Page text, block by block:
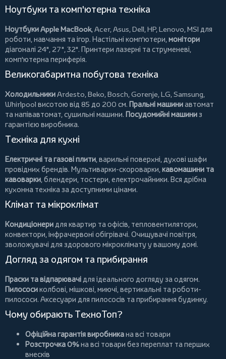
Ноутбуки та комп'ютерна техніка
Ноутбуки Apple MacBook,Acer,Asus,Dell,HP,Lenovo,MSI для
роботи, навчання та ігор. Настільні комп'ютери,монітори
діагоналі 24", 27", 32". Принтери лазерні та струменеві,
комп'ютерна периферія.
Великогабаритна побутова техніка
ХолодильникиArdesto,Beko,Bosch,Gorenje,LG,Samsung,
Whirlpool висотою від 85 до 200 см. Пральні машиниавтомат
та напівавтомат,сушильні машини. Посудомийні машиниз
гарантією виробника.
Техніка для кухні
Електричні та газові плити, варильні поверхні, духові шафи
провідних брендів. Мультиварки-скороварки,кавомашини та
кавоварки,блендери, тостери,електрочайники. Вся дрібна
кухонна техніка за доступними цінами.
Клімат та мікроклімат
Кондиціонеридля квартир та офісів, тепловентилятори,
конвектори,інфрачервоні обігрівачі. Очищувачі повітря,
зволожувачі для здорового мікроклімату у вашому домі.
Догляд за одягом та прибирання
Праски та відпарювачідля ідеального догляду за одягом.
Пилососиколбові,мішкові,миючі,вертикальні тароботи-
пилососи. Аксесуари для пилососів та прибирання будинку.
Чому обирають ТехноТоп?
Офіційна гарантія виробникана всі товари
Розстрочка 0%на всі товари без переплат та перших
внесків